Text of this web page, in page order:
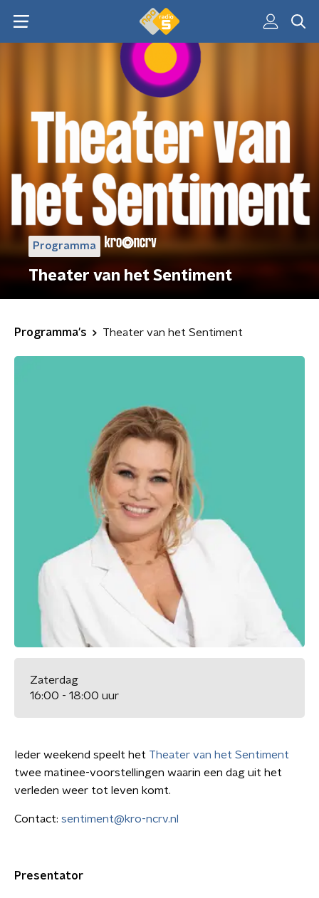
Programma
Theater van het Sentiment
Programma's Theater van het Sentiment
Zaterdag
16:00 - 18:00 uur
Ieder weekend speelt het Theater van het Sentiment
twee matinee-voorstellingen waarin een dag uit het
verleden weer tot leven komt.
Contact: sentiment@kro-ncrv.nl
Presentator